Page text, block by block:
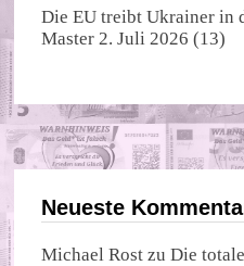
Die EU treibt Ukrainer in
Master 2. Juli 2026 (13)
Neueste
Michael Rost zuDie